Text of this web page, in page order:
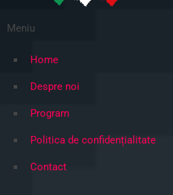
Meniu
Home
Despre noi
Program
Politica de confidențialitate
Contact